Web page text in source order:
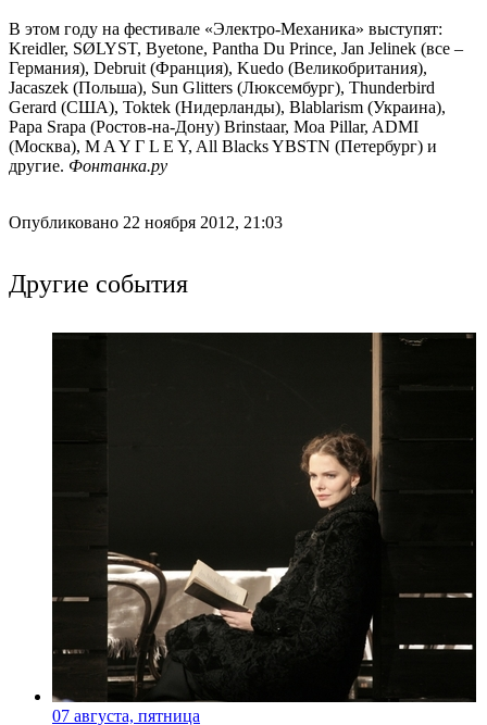
В этом году на фестивале «Электро-Механика» выступят:
Kreidler, SØLYST, Byetone, Pantha Du Prince, Jan Jelinek (все –
Германия), Debruit (Франция), Kuedo (Великобритания),
Jacaszek (Польша), Sun Glitters (Люксембург), Thunderbird
Gerard (США), Toktek (Нидерланды), Blablarism (Украина),
Papa Srapa (Ростов-на-Дону) Brinstaar, Moa Pillar, ADMI
(Москва), M A Y Г L E Y, All Blacks YBSTN (Петербург) и
другие. Фонтанка.ру
Опубликовано 22 ноября 2012, 21:03
Другие события
07 августа, пятница